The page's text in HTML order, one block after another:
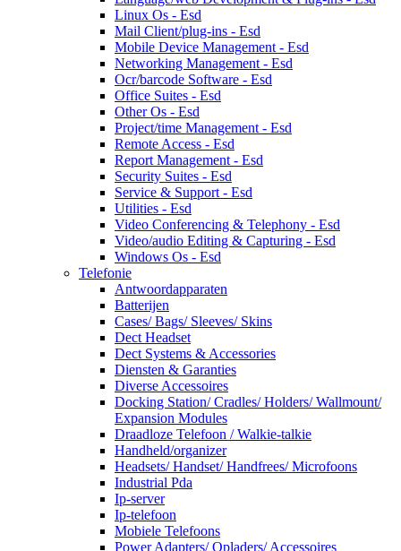
Linux Os - Esd
Mail Client/plug-ins - Esd
Mobile Device Management - Esd
Networking Management - Esd
Ocr/barcode Software - Esd
Office Suites - Esd
Other Os - Esd
Project/time Management - Esd
Remote Access - Esd
Report Management - Esd
Security Suites - Esd
Service & Support - Esd
Utilities - Esd
Video Conferencing & Telephony - Esd
Video/audio Editing & Capturing - Esd
Windows Os - Esd
Telefonie
Antwoordapparaten
Batterijen
Cases/ Bags/ Sleeves/ Skins
Dect Headset
Dect Systems & Accessories
Diensten & Garanties
Diverse Accessoires
Docking Station/ Cradles/ Holders/ Wallmount/
Expansion Modules
Draadloze Telefoon / Walkie-talkie
Handheld/organizer
Headsets/ Handset/ Handfrees/ Microfoons
Industrial Pda
Ip-server
Ip-telefoon
Mobiele Telefoons
Power Adapters/ Opladers/ Accessoires